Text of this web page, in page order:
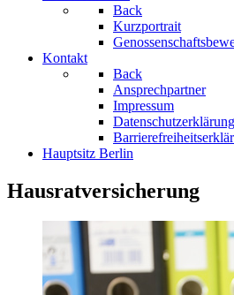
Back
Kurzportrait
Kontakt
Back
Ansprechpartner
Impressum
Datenschutzerklärung
Hauptsitz Berlin
Hausratversicherung